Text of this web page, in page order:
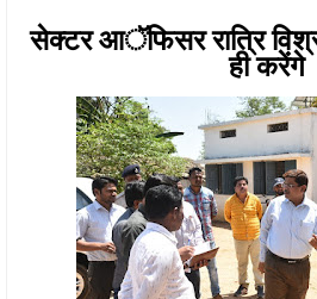
सेक्टर आॅफिसर रात्रि
ही करेंगे